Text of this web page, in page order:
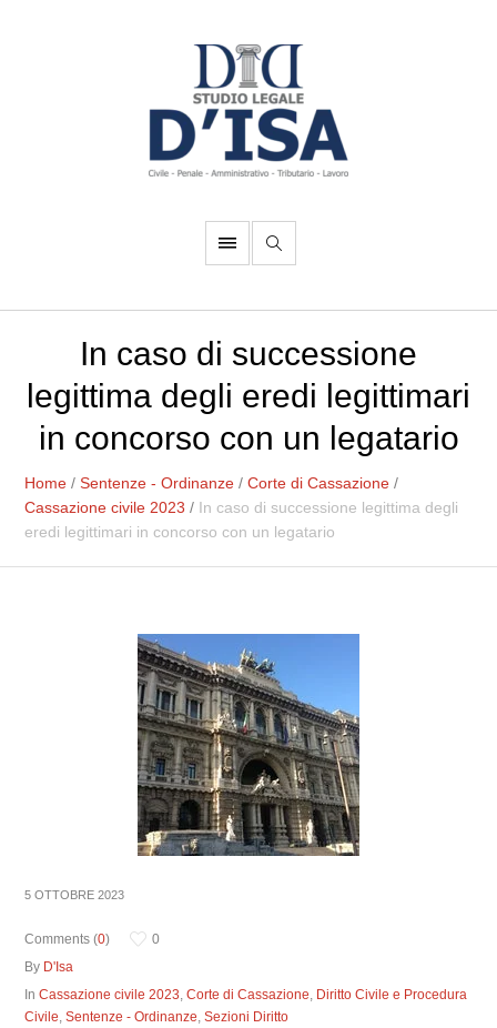
In caso di successione
legittima degli eredi legittimari
in concorso con un legatario
Home /Sentenze - Ordinanze /Corte di Cassazione /
Cassazione civile 2023 / In caso di successione legittima degli
eredi legittimari in concorso con un legatario
5 OTTOBRE 2023
Comments (0)
0
By D'Isa
InCassazione civile 2023,Corte di Cassazione, Diritto Civile e Procedura
Civile,Sentenze - Ordinanze,Sezioni Diritto